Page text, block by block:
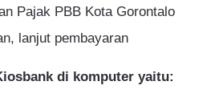
Pajak PBB Kota Gorontalo
lanjut pembayaran
di komputer yaitu: